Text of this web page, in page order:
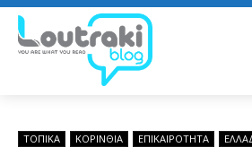
ΤΟΠΙΚΑ ΚΟΡΙΝΘΊΑ ΕΠΙΚΑΙΡΟΤΗΤΑ